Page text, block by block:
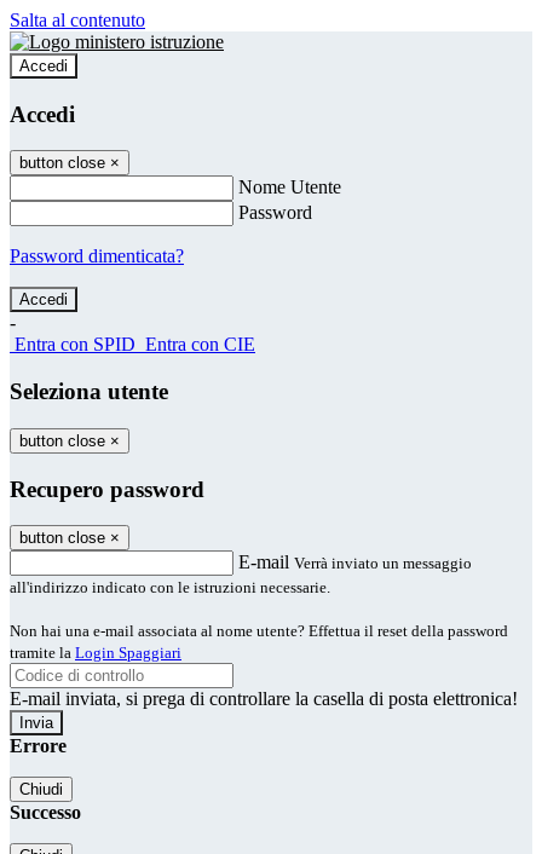
Salta al contenuto
Accedi
Accedi
button close ×
Nome Utente
Password
Password dimenticata?
-
Entra con SPID Entra con CIE
Seleziona utente
button close ×
Recupero password
button close ×
E-mail Verrà inviato un messaggio
all'indirizzo indicato con le istruzioni necessarie.
Non hai una e-mail associata al nome utente? Effettua il reset della password
tramite la Login Spaggiari
E-mail inviata, si prega di controllare la casella di posta elettronica!
Errore
Chiudi
Successo